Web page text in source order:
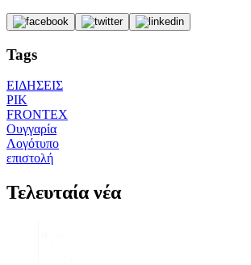
Tags
ΕΙΔΗΣΕΙΣ
ΡΙΚ
FRONTEX
Ουγγαρία
Λογότυπο
επιστολή
Τελευταία νέα